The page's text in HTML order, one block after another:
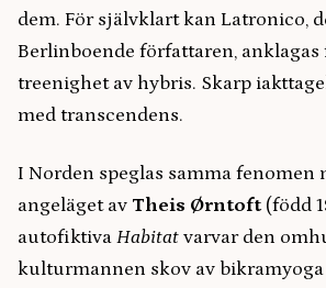
dem. För självklart kan Latronico,
Berlinboende författaren, anklagas
treenighet av hybris. Skarp
med transcendens.
I Norden speglas samma fenomen
angeläget av Theis Ørntoft(född
autofiktiva Habitat varvar den
kulturmannen skov av